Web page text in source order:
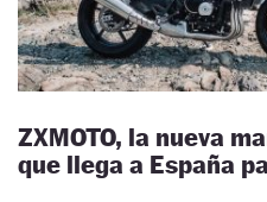
ZXMOTO, la nueva
que llega a España